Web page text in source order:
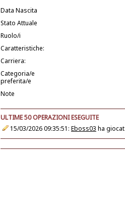
Data Nascita
Stato Attuale
Ruolo/i
Caratteristiche:
Carriera:
Categoria/e
preferita/e
Note
ULTIME 50 OPERAZIONI ESEGUITE
15/03/2026 09:35:51: Eboss03 ha